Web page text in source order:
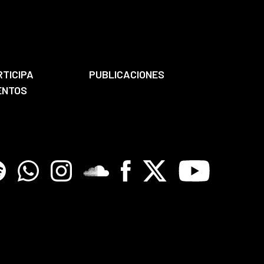
PUBLICACIONES
WhatsappInstagramSoundcloreFacebook
X Youtube